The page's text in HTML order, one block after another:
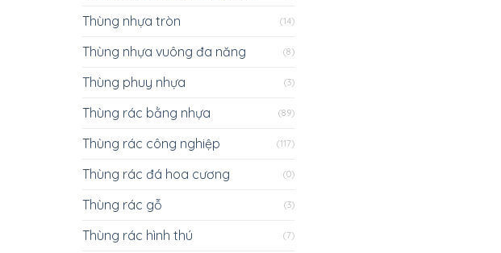
Thùng nhựa tròn (14)
Thùng nhựa vuông đa năng (8)
Thùng phuy nhựa (3)
Thùng rác bằng nhựa (89)
Thùng rác công nghiệp (117)
Thùng rác đá hoa cương (0)
Thùng rác gỗ (3)
Thùng rác hình thú (7)